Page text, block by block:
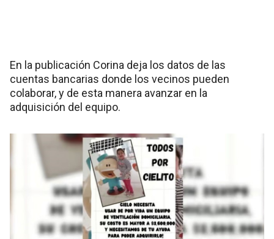
En la publicación Corina deja los datos de las
cuentas bancarias donde los vecinos pueden
colaborar, y de esta manera avanzar en la
adquisición del equipo.